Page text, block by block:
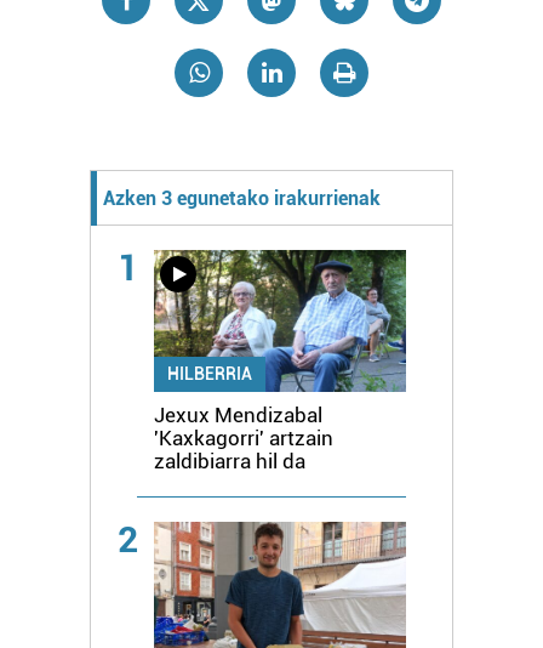
Azken 3 egunetako irakurrienak
1
HILBERRIA
Jexux Mendizabal
'Kaxkagorri' artzain
zaldibiarra hil da
2